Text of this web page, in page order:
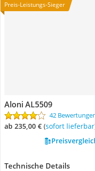
Preis-Leistungs-Sieger
Aloni AL5509
42
ab 235,00 € ( Sofort lieferbar
Technische Details